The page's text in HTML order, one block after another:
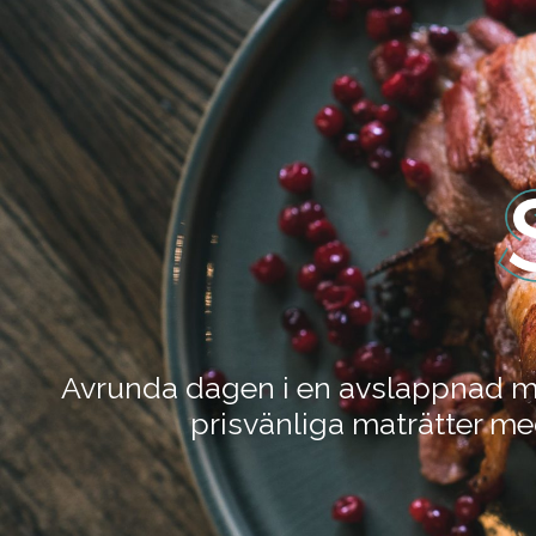
Avrunda dagen i en avslappnad
prisvänliga maträtter